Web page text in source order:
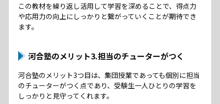
この教材を繰り返し活用して学習を深めることで、得点力
や応用力の向上にしっかりと繋がっていくことが期待でき
ます。
河合塾のメリット3.担当のチューターがつく
河合塾のメリット3つ目は、集団授業であっても個別に担当
のチューターがつく点であり、受験生一人ひとりの学習を
しっかりと見守ってくれます。